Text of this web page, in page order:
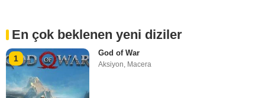
En çok beklenen yeni diziler
1
God of War
Aksiyon, Macera